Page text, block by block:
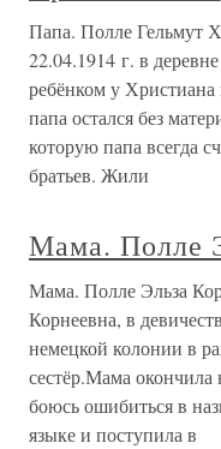
Папа. Полле Гельмут
22.04.1914 г. в
ребёнком у
папа остался без
которую папа всегда
братьев. Жили
Мама. Полле
Мама. Полле Эльза
Корнеевна, в
немецкой колонии в
сестёр.Мама
боюсь ошибиться в
языке и поступила в